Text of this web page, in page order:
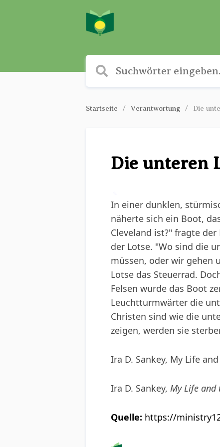
Startseite Verantwortung Die
Die unteren
In einer dunklen,
näherte sich ein Boot,
Cleveland ist?" fragte
der Lotse. "Wo sind die
müssen, oder wir gehen
Lotse das Steuerrad.
Felsen wurde das Boot
Leuchtturmwärter die
Christen sind wie die
zeigen, werden sie
Ira D. Sankey, My Life
Ira D. Sankey, My Life and
Quelle: https://